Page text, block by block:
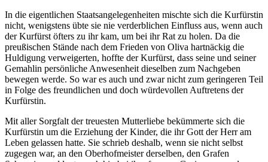
In die eigentlichen Staatsangelegenheiten mischte sich die Kurfürstin
nicht, wenigstens übte sie nie verderblichen Einfluss aus, wenn auch
der Kurfürst öfters zu ihr kam, um bei ihr Rat zu holen. Da die
preußischen Stände nach dem Frieden von Oliva hartnäckig die
Huldigung verweigerten, hoffte der Kurfürst, dass seine und seiner
Gemahlin persönliche Anwesenheit dieselben zum Nachgeben
bewegen werde. So war es auch und zwar nicht zum geringeren Teil
in Folge des freundlichen und doch würdevollen Auftretens der
Kurfürstin.
Mit aller Sorgfalt der treuesten Mutterliebe bekümmerte sich die
Kurfürstin um die Erziehung der Kinder, die ihr Gott der Herr am
Leben gelassen hatte. Sie schrieb deshalb, wenn sie nicht selbst
zugegen war, an den Oberhofmeister derselben, den Grafen